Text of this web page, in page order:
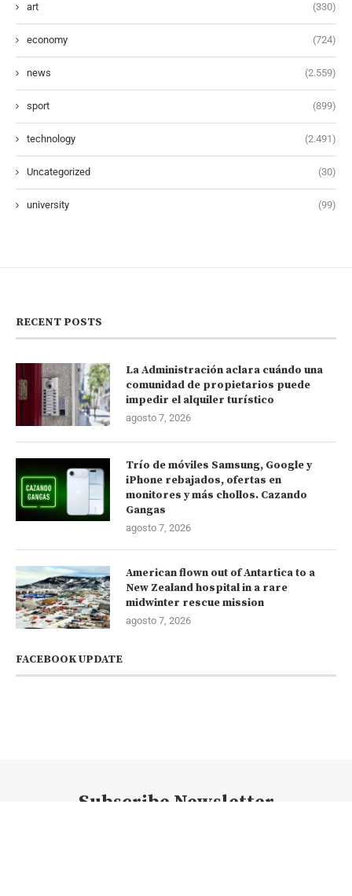
art (330)
economy (724)
news (2.559)
sport (899)
technology (2.491)
Uncategorized (30)
university (99)
RECENT POSTS
La Administración aclara cuándo una
comunidad de propietarios puede
impedir el alquiler turístico
agosto 7, 2026
Trío de móviles Samsung, Google y
iPhone rebajados, ofertas en
monitores y más chollos. Cazando
Gangas
agosto 7, 2026
American flown out of Antartica to a
New Zealand hospital in a rare
midwinter rescue mission
agosto 7, 2026
FACEBOOK UPDATE
Subscribe Newsletter